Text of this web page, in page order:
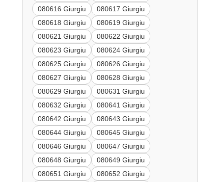
080616 Giurgiu
080617 Giurgiu
080618 Giurgiu
080619 Giurgiu
080621 Giurgiu
080622 Giurgiu
080623 Giurgiu
080624 Giurgiu
080625 Giurgiu
080626 Giurgiu
080627 Giurgiu
080628 Giurgiu
080629 Giurgiu
080631 Giurgiu
080632 Giurgiu
080641 Giurgiu
080642 Giurgiu
080643 Giurgiu
080644 Giurgiu
080645 Giurgiu
080646 Giurgiu
080647 Giurgiu
080648 Giurgiu
080649 Giurgiu
080651 Giurgiu
080652 Giurgiu